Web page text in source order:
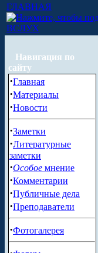
ГЛАВНАЯ
ВСЛУХ
Навигация по
сайту
·Главная
·Материалы
·Новости
·Заметки
·Литературные
заметки
·Особое мнение
·Комментарии
·Публичные дела
·Преподаватели
·Фотогалерея